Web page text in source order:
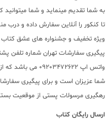
به شما تقدیم مینماید و شما
تا کنکور را آنلاین سفارش داده و درب
ویژه تخفیف و جشنواره های عشق کتاب
شما عزیزان است و برای پیگیری
رهگیری مرسولات پستی از موقعیت
ارسال رایگان کتاب